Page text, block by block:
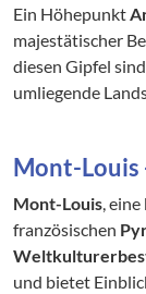
Ein Höhepunkt
majestätischer
diesen Gipfel
umliegende
Mont-Louis
Mont-Louis,
französischen
und bietet